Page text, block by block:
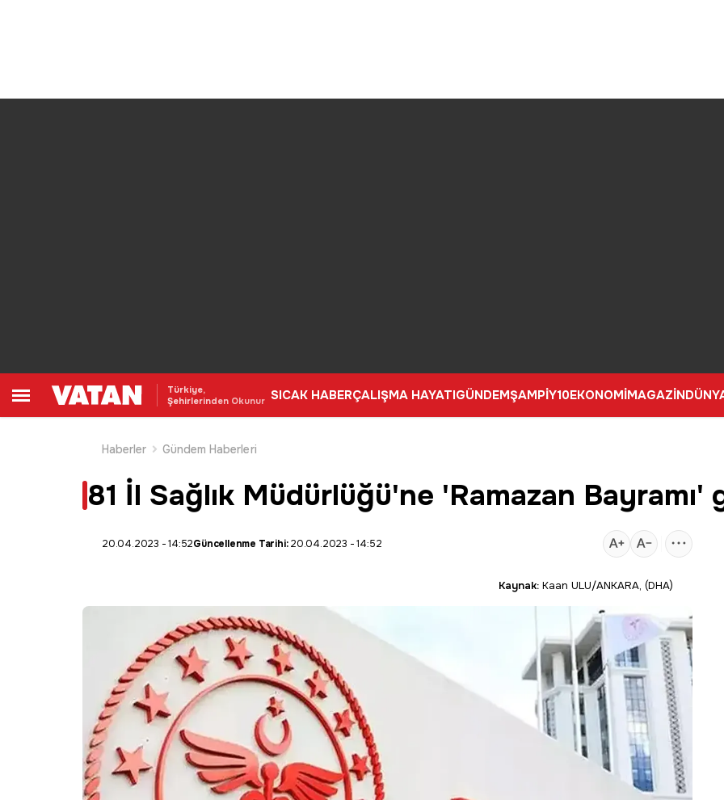
Türkiye,
Şehirlerinden Okunur SICAK HABERÇALIŞMA HAYATIGÜNDEMŞAMPİY10EKONOMİMAGAZİN
Haberler
Gündem Haberleri
81 İl Sağlık Müdürlüğü'ne 'Ramazan Bayramı'
20.04.2023 - 14:52Güncellenme Tarihi:20.04.2023 - 14:52
Kaynak: Kaan ULU/ANKARA, (DHA)